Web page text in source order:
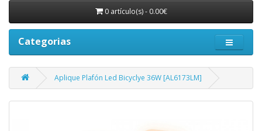
0 artículo(s) - 0.00€
Categorias
Aplique Plafón Led Bicyclye 36W [AL6173LM]